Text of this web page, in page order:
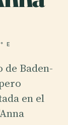
E
de Baden-
en el